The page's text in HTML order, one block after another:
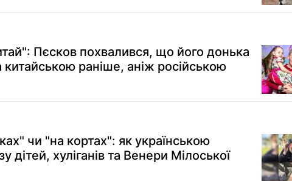
Пєсков похвалився, що його донька
китайською раніше, аніж російською
чи "на кортах": як українською
дітей, хуліганів та Венери Мілоської